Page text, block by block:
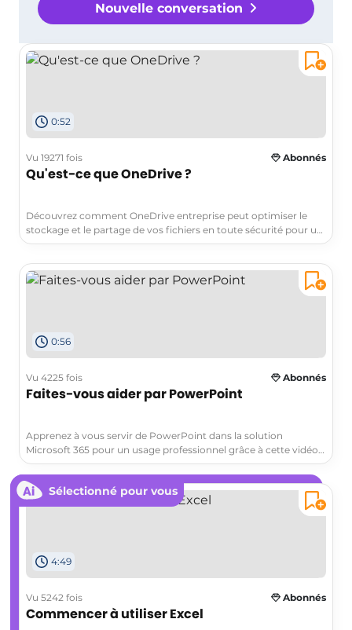
Nouvelle conversation
0:52
Vu 19271 fois Abonnés
Qu'est-ce que OneDrive ?
Découvrez comment OneDrive entreprise peut optimiser le
stockage et le partage de vos fichiers en toute sécurité pour un
usage professionnel dans la solution Microsoft 365. Cette vidéo
clés de OneDrive entreprise, telles que le stockage en ligne,
l'accès facile à vos fichiers sur n'importe quel appareil et la
professionnels en toute sécurité. Obtenez des conseils
pratiques pour utiliser OneDrive entreprise de manière
productive grâce à notre formation en ligne. Tags: Découverte,
OneDrive, Découvrir, Microsoft 365.
0:56
Vu 4225 fois Abonnés
Faites-vous aider par PowerPoint
Apprenez à vous servir de PowerPoint dans la solution
Microsoft 365 pour un usage professionnel grâce à cette vidéo.
Vous découvrirez comment faire une recherche intelligente à
partir du ruban et comment le volet Inside vous permet
d'accéder à des articles Wiki et aux principales recherches
associées sur le web.
Sélectionné pour vous
4:49
Vu 5242 fois Abonnés
Commencer à utiliser Excel